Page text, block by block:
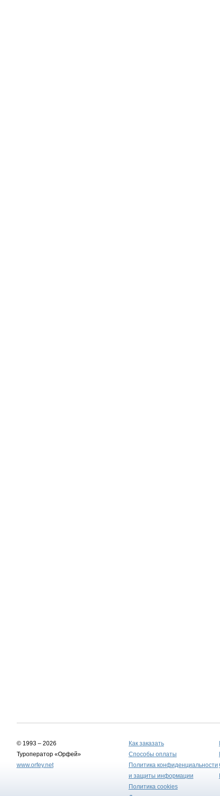
© 1993 – 2026
Туроператор «Орфей»
www.orfey.net
Как заказать
Способы оплаты
Политика конфиденциальности
и защиты информации
Политика cookies